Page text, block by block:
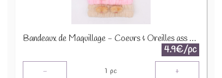
Bandeaux de Maquillage - Coeurs & Oreilles ass CMH-03
4.9€/pc
- 1 pc +